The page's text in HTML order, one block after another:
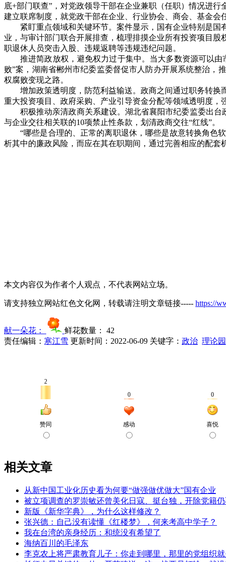
底+部门联查” ，对党政领导干部在企业兼职（任职）情况进
建立联席制度，就党政干部在企业、行业协会、商会、基金会
紧盯重点领域和关键环节。案件显示，国有企业特别是
业，与审计部门联合开展排查，梳理排摸企业所有投资项目
职退休人员突击入股、违规返聘等违规违纪问题。
推进简政放权，避免权力过于集中。当大多数资源可以
败”案，湖南省郴州市纪委监委督促市人防办开展系统整治，
权腐败变现之路。
增加政策透明度，防范利益输送。政商之间通过职务转
重大投资项目、政府采购、产业引导资金分配等领域透明度，
积极推动亲清政商关系建设。湖北省襄阳市纪委监委出
与企业交往相关联的10项禁止性条款，划清政商交往“红线”。
“哪些是合理的、正常的离职退休，哪些是故意转换角色
析其中的廉政风险，而应在其在职期间，通过完善相应的配套
本文内容仅为作者个人观点，不代表网站立场。
请支持独立网站红色文化网，转载请注明文章链接----- https://
献一朵花： 鲜花数量： 42
责任编辑： 寒江雪 更新时间：2022-06-09 关键字： 政治 理论
相关文章
从新中国工业化历史看为何要“做强做优做大”国有企业
被立项调查的罗崇敏还曾美化日寇、挺台独，开除党籍仍
新版《新华字典》，为什么这样修改？
张兴德：自己没有读懂《红楼梦》，何来考高中学子？
我在台湾的亲身经历：和统没有希望了
海纳百川的毛泽东
李克农上将严肃教育儿子：你走到哪里，那里的党组织